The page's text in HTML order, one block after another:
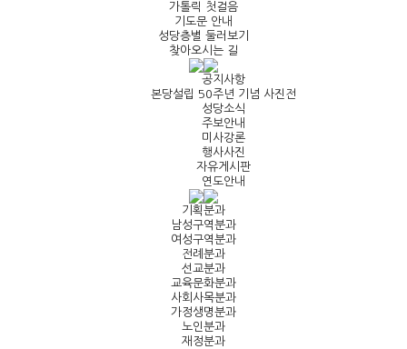
가톨릭 첫걸음
기도문 안내
성당층별 둘러보기
찾아오시는 길
공지사항
본당설립 50주년 기념 사진전
성당소식
주보안내
미사강론
행사사진
자유게시판
연도안내
기획분과
남성구역분과
여성구역분과
전례분과
선교분과
교육문화분과
사회사목분과
가정생명분과
노인분과
재정분과